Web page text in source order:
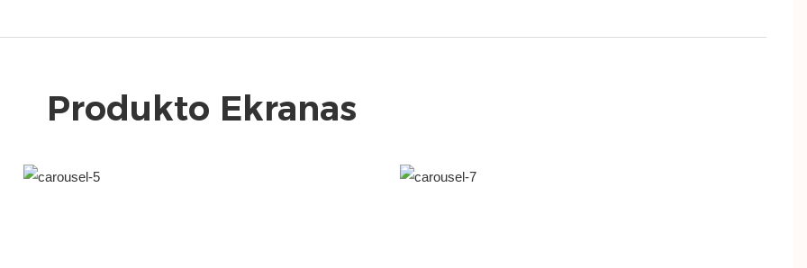
Produkto Ekranas